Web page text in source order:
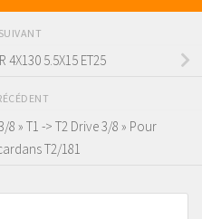
4X130 5.5X15 ET25
3/8 » T1 -> T2 Drive 3/8 » Pour
T2/181